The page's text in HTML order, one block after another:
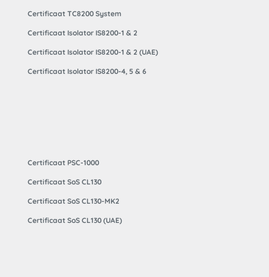
Certificaat TC8200 System
Certificaat Isolator IS8200-1 & 2
Certificaat Isolator IS8200-1 & 2 (UAE)
Certificaat Isolator IS8200-4, 5 & 6
Certificaat PSC-1000
Certificaat SoS CL130
Certificaat SoS CL130-MK2
Certificaat SoS CL130 (UAE)